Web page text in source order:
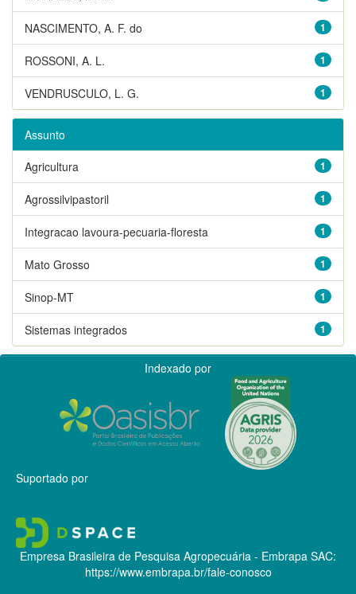
1
NASCIMENTO, A. F. do
1
ROSSONI, A. L.
1
VENDRUSCULO, L. G.
Assunto
1
Agricultura
1
Agrossilvipastoril
1
Integracao lavoura-pecuaria-floresta
1
Mato Grosso
1
Sinop-MT
1
Sistemas integrados
Indexado por
Suportado por
Empresa Brasileira de Pesquisa Agropecuária - Embrapa SAC:
https://www.embrapa.br/fale-conosco